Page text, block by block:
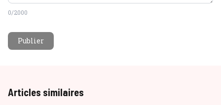
0/2000
Publier
Articles similaires